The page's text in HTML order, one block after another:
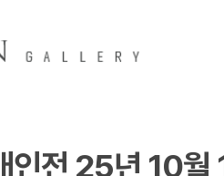
인전 25년 10